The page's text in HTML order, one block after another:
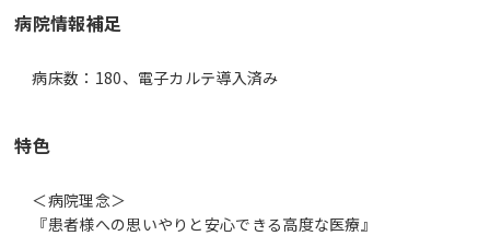
病院情報補足
病床数：180、電子カルテ導入済み
特色
＜病院理念＞
『患者様への思いやりと安心できる高度な医療』